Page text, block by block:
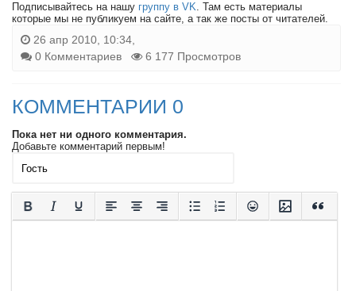
Подписывайтесь на нашу группу в VK. Там есть материалы
которые мы не публикуем на сайте, а так же посты от читателей.
26 апр 2010, 10:34,
0 Комментариев
6 177 Просмотров
КОММЕНТАРИИ 0
Пока нет ни одного комментария.
Добавьте комментарий первым!